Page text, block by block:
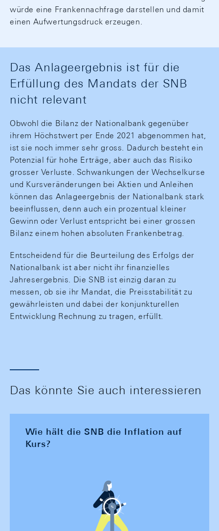
würde eine Frankennachfrage darstellen und damit
einen Aufwertungsdruck erzeugen.
Das Anlageergebnis ist für die
Erfüllung des Mandats der SNB
nicht relevant
Obwohl die Bilanz der Nationalbank gegenüber
ihrem Höchstwert per Ende 2021 abgenommen hat,
ist sie noch immer sehr gross. Dadurch besteht ein
Potenzial für hohe Erträge, aber auch das Risiko
grosser Verluste. Schwankungen der Wechselkurse
und Kursveränderungen bei Aktien und Anleihen
können das Anlageergebnis der Nationalbank stark
beeinflussen, denn auch ein prozentual kleiner
Gewinn oder Verlust entspricht bei einer grossen
Bilanz einem hohen absoluten Frankenbetrag.
Entscheidend für die Beurteilung des Erfolgs der
Nationalbank ist aber nicht ihr finanzielles
Jahresergebnis. Die SNB ist einzig daran zu
messen, ob sie ihr Mandat, die Preisstabilität zu
gewährleisten und dabei der konjunkturellen
Entwicklung Rechnung zu tragen, erfüllt.
Das könnte Sie auch interessieren
Wie hält die SNB die Inflation auf
Kurs?